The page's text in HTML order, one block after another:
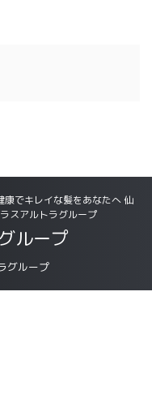
でキレイな髪をあなたへ 仙
スアルトラグループ
ループ
グループ